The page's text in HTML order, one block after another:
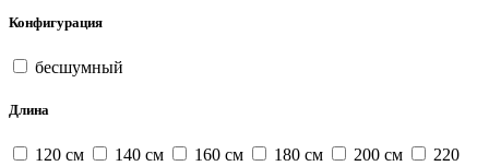
Конфигурация
бесшумный
Длина
120 см 140 см 160 см 180 см 200 см
220